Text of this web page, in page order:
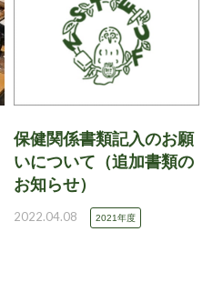
保健関係書類記入のお願
いについて（追加書類の
お知らせ）
2022.04.08 2021年度